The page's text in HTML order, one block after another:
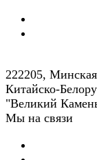
222205,
Китайско-
"Великий
Мы на связи